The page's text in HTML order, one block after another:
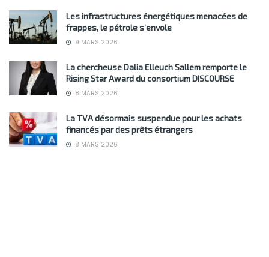
Les infrastructures énergétiques menacées de
frappes, le pétrole s’envole
19 MARS 2026
La chercheuse Dalia Elleuch Sallem remporte le
Rising Star Award du consortium DISCOURSE
18 MARS 2026
La TVA désormais suspendue pour les achats
financés par des prêts étrangers
18 MARS 2026